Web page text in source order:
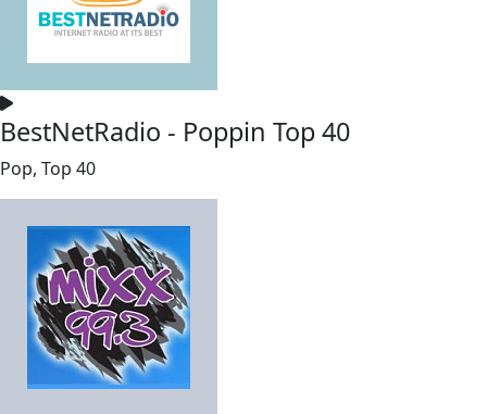
BestNetRadio - Poppin Top 40
Pop, Top 40